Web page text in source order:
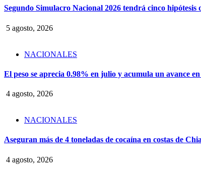
Segundo Simulacro Nacional 2026 tendrá cinco hipótesis
5 agosto, 2026
NACIONALES
El peso se aprecia 0.98% en julio y acumula un avance
4 agosto, 2026
NACIONALES
Aseguran más de 4 toneladas de cocaína en costas de
4 agosto, 2026